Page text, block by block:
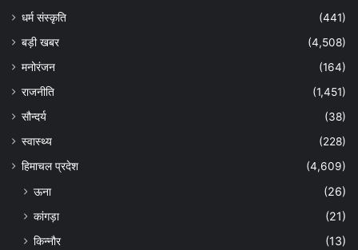
धर्म संस्कृति
(441)
बड़ी खबर
(4,508)
मनोरंजन
(164)
राजनीति
(1,451)
सौन्दर्य
(38)
स्वास्थ्य
(228)
हिमाचल प्रदेश
(4,609)
ऊना
(26)
कांगड़ा
(21)
किन्नौर
(13)